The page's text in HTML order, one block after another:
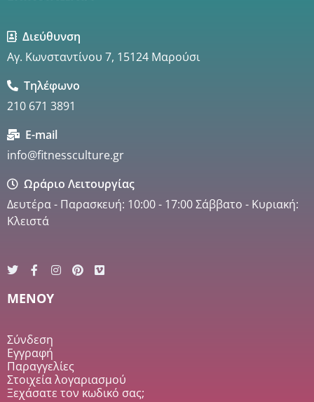
Διεύθυνση
Αγ. Κωνσταντίνου 7, 15124 Μαρούσι
Τηλέφωνο
210 671 3891
E-mail
info@fitnessculture.gr
Ωράριο Λειτουργίας
Δευτέρα - Παρασκευή: 10:00 - 17:00 Σάββατο - Κυριακή:
Κλειστά
MENOY
Σύνδεση
Εγγραφή
Παραγγελίες
Στοιχεία λογαριασμού
Ξεχάσατε τον κωδικό σας;